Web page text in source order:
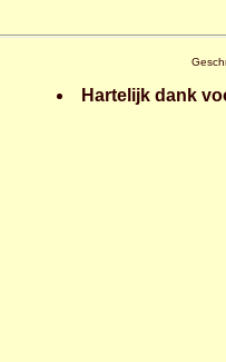
Hartelijk dank